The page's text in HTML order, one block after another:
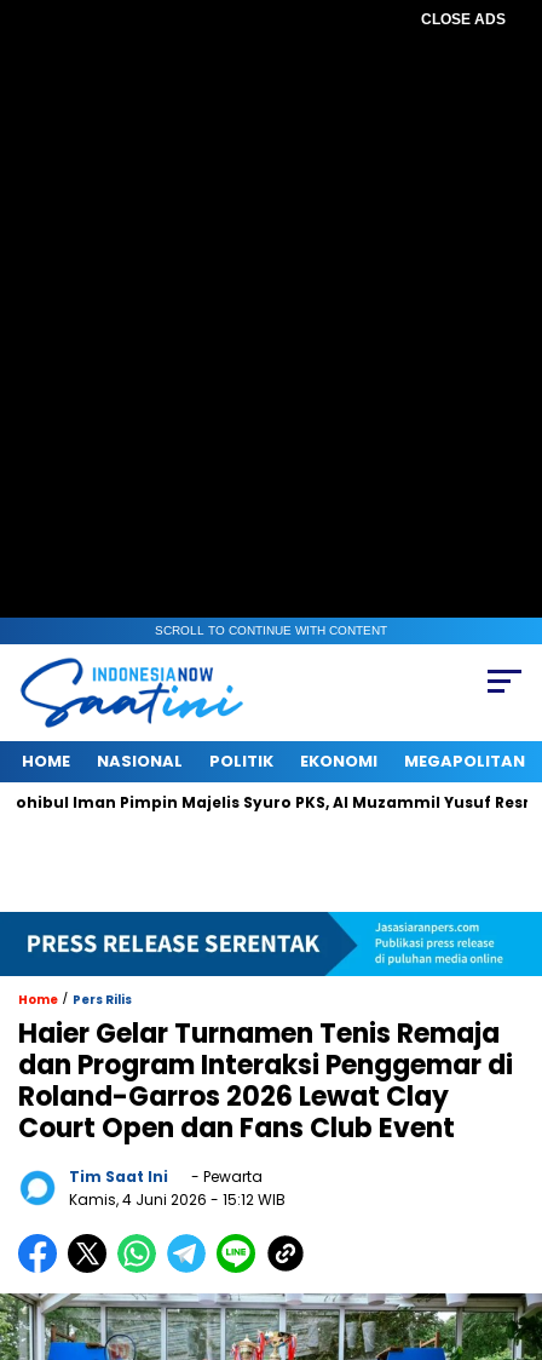
CLOSE ADS
SCROLL TO CONTINUE WITH CONTENT
HOME NASIONAL POLITIK EKONOMI MEGAPOLITAN
Pimpin Majelis Syuro PKS, Al Muzammil Yusuf Resmi
Home / Pers Rilis
Haier Gelar Turnamen Tenis Remaja
dan Program Interaksi Penggemar di
Roland-Garros 2026 Lewat Clay
Court Open dan Fans Club Event
Tim Saat Ini
- Pewarta
Kamis, 4 Juni 2026 - 15:12 WIB